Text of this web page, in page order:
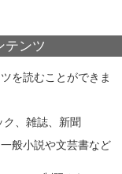
テンツ
を読むことができま
、雑誌、新聞
般小説や文芸書など